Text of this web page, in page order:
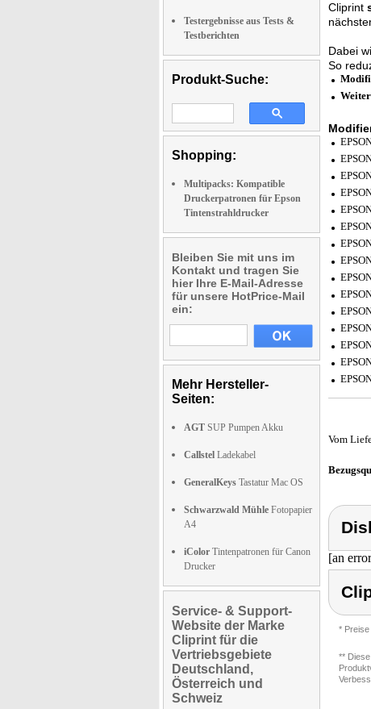
Testergebnisse aus Tests &
Testberichten
Produkt-Suche:
Shopping:
Multipacks: Kompatible
Druckerpatronen für Epson
Tintenstrahldrucker
Bleiben Sie mit uns im
Kontakt und tragen Sie
hier Ihre E-Mail-Adresse
für unsere HotPrice-Mail
ein:
Mehr Hersteller-
Seiten:
AGT SUP Pumpen Akku
Callstel Ladekabel
GeneralKeys Tastatur Mac OS
Schwarzwald Mühle Fotopapier
A4
iColor Tintenpatronen für Canon
Drucker
Service- & Support-
Website der Marke
Cliprint für die
Vertriebsgebiete
Deutschland,
Österreich und
Schweiz
Cliprint
Dabei
So
Vom
[an
*
**